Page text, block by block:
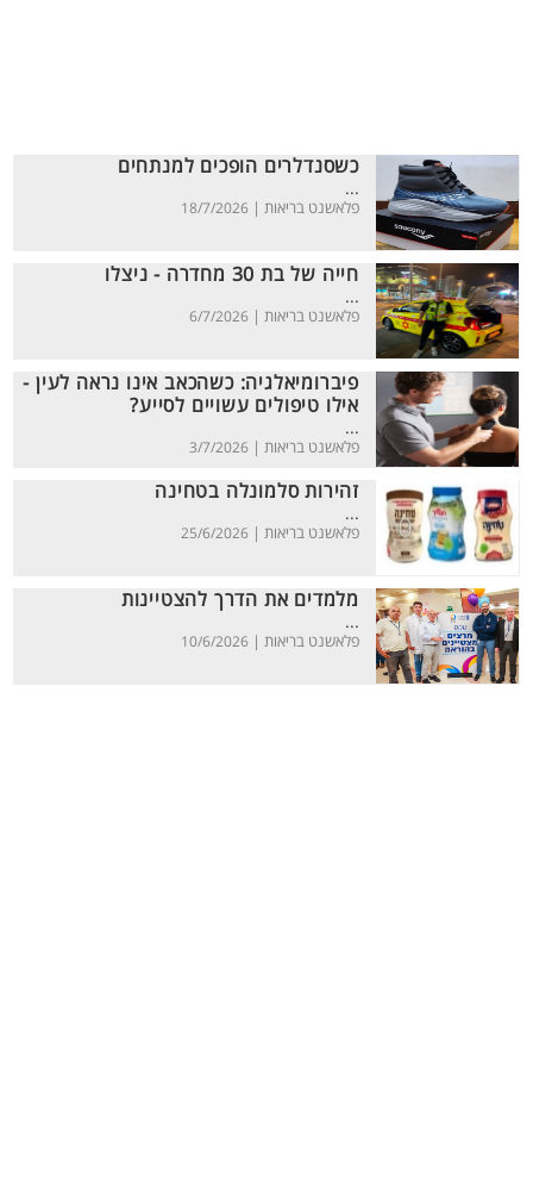
כשסנדלרים הופכים למנתחים
...
פלאשנט בריאות | 18/7/2026
חייה של בת 30 מחדרה - ניצלו
...
פלאשנט בריאות | 6/7/2026
פיברומיאלגיה: כשהכאב אינו נראה לעין -
אילו טיפולים עשויים לסייע?
...
פלאשנט בריאות | 3/7/2026
זהירות סלמונלה בטחינה
...
פלאשנט בריאות | 25/6/2026
מלמדים את הדרך להצטיינות
...
פלאשנט בריאות | 10/6/2026